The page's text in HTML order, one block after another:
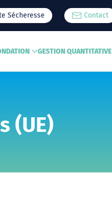
Sécheresse Contact
GESTION QUANTITATIVE
(UE)